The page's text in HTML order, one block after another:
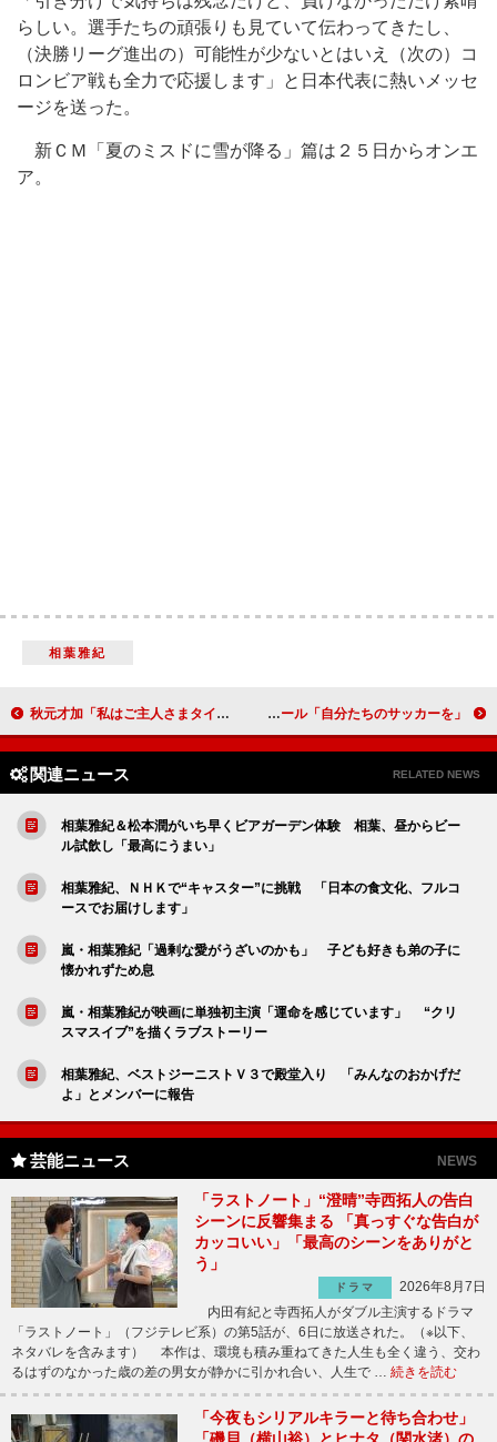
らしい。選手たちの頑張りも見ていて伝わってきたし、
（決勝リーグ進出の）可能性が少ないとはいえ（次の）コ
ロンビア戦も全力で応援します」と日本代表に熱いメッセ
ージを送った。
新ＣＭ「夏のミスドに雪が降る」篇は２５日からオンエ
ア。
相葉雅紀
秋元才加「私はご主人さまタイプ」と自己分析 『奴隷区 僕と２３人の奴隷』完成披露 岡田准一、官兵衛最大の見せ場“中国大返し”を全う Ｗ杯日本代表にエール「自分たちのサッカーを」
関連ニュース RELATED NEWS
相葉雅紀＆松本潤がいち早くビアガーデン体験 相葉、昼からビー
ル試飲し「最高にうまい」
相葉雅紀、ＮＨＫで“キャスター”に挑戦 「日本の食文化、フルコ
ースでお届けします」
嵐・相葉雅紀「過剰な愛がうざいのかも」 子ども好きも弟の子に
懐かれずため息
嵐・相葉雅紀が映画に単独初主演「運命を感じています」 “クリ
スマスイブ”を描くラブストーリー
相葉雅紀、ベストジーニストＶ３で殿堂入り 「みんなのおかげだ
よ」とメンバーに報告
芸能ニュース NEWS
「ラストノート」“澄晴”寺西拓人の告白
シーンに反響集まる 「真っすぐな告白が
カッコいい」「最高のシーンをありがと
う」
ドラマ
2026年8月7日
内田有紀と寺西拓人がダブル主演するドラマ
「ラストノート」（フジテレビ系）の第5話が、6日に放送された。（※以下、
ネタバレを含みます） 本作は、環境も積み重ねてきた人生も全く違う、交わ
るはずのなかった歳の差の男女が静かに引かれ合い、人生で … 続きを読む
「今夜もシリアルキラーと待ち合わせ」